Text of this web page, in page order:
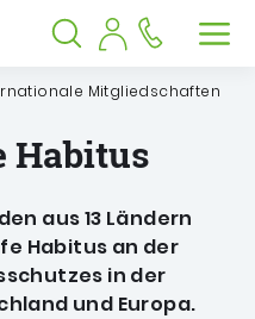
Inhalt
Suche für
Suche öffnen
Suche schließen
Mitgliedschaften
Habitus
aus 13 Ländern
Habitus an der
in der
und Europa.